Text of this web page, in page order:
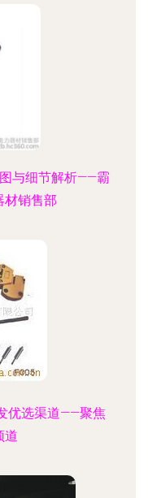
与细节解析——霸
材销售部
优选渠道——聚焦
道